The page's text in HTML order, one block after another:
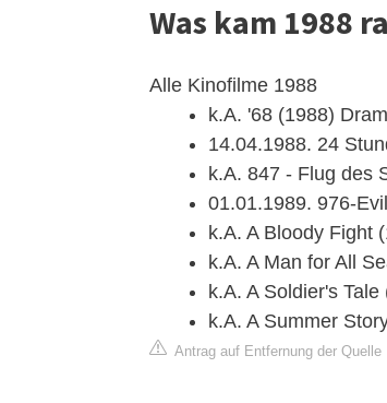
Was kam 1988
Alle Kinofilme 1988
k.A. '68 (1988)
14.04.1988. 24
k.A. 847 - Flug des
01.01.1989. 976-
k.A. A Bloody Fight
k.A. A Man for All
k.A. A Soldier's Tale
k.A. A Summer
Antrag auf Entfernung der Quelle